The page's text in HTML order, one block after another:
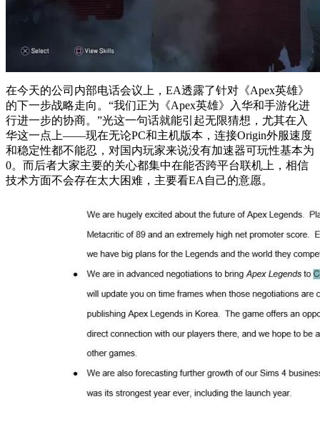
在今天的公司内部电话会议上，EA透露了针对《Apex英雄》
的下一步战略走向。“我们正为《Apex英雄》入华和手游化进
行进一步的协商。”光这一句话就能引起无限猜想，尤其在入
华这一点上——现在无论PC和主机版本，连接Origin外服速度
和稳定性都不能忍，对国内玩家来说没有加速器可玩性基本为
0。而后者大家主要的关心都集中在能否跨平台联机上，相信
技术方面不会存在太大困难，主要看EA自己的意愿。